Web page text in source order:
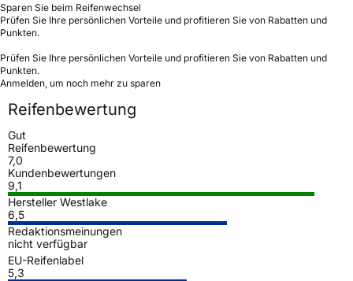
Sparen Sie beim Reifenwechsel
Prüfen Sie Ihre persönlichen Vorteile und profitieren Sie von Rabatten und
Punkten.
Prüfen Sie Ihre persönlichen Vorteile und profitieren Sie von Rabatten und
Punkten.
Anmelden, um noch mehr zu sparen
Reifenbewertung
Gut
Reifenbewertung
7,0
Kundenbewertungen
9,1
Hersteller Westlake
6,5
Redaktionsmeinungen
nicht verfügbar
EU-Reifenlabel
5,3